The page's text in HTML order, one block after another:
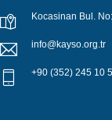
Kocasinan Bul.
info@kayso.org.tr
+90 (352) 245 10